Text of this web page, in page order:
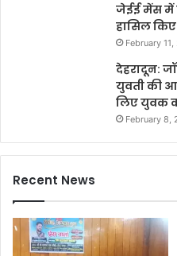
जेईई मेंस में
हासिल
February
देहरादून:
युवती की
लिए युवक
February 8,
Recent News